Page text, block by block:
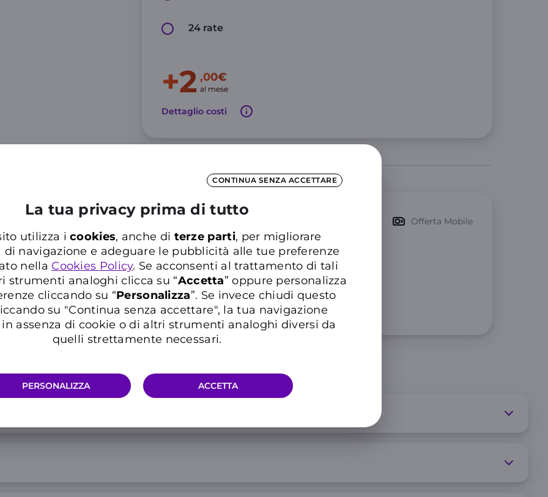
CONTINUA SENZA ACCETTARE
La tua privacy prima di tutto
utilizza icookies, anche di terze parti, per migliorare
di navigazione e adeguare le pubblicità alle tue preferenze
nella Cookies Policy. Se acconsenti al trattamento di tali
strumenti analoghi clicca su “Accetta” oppure personalizza
cliccando su “Personalizza”. Se invece chiudi questo
su "Continua senza accettare", la tua navigazione
assenza di cookie o di altri strumenti analoghi diversi da
quelli strettamente necessari.
PERSONALIZZA ACCETTA
24 rate
+2 ,00€
al mese
Dettaglio costi
Offerta Mobile
Consulta le note informative dell’offerta.
12,99€
al mese
Info 5G e condizioni traffico illimitato